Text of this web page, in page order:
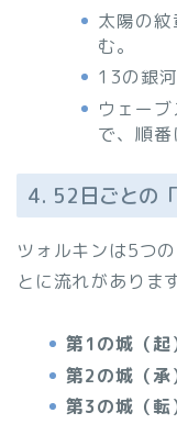
太陽の
む。
13の銀
ウェー
で、順番
4. 52日ごとの
ツォルキンは5つ
とに流れがあります
第1の城（起
第2の城（承
第3の城（転